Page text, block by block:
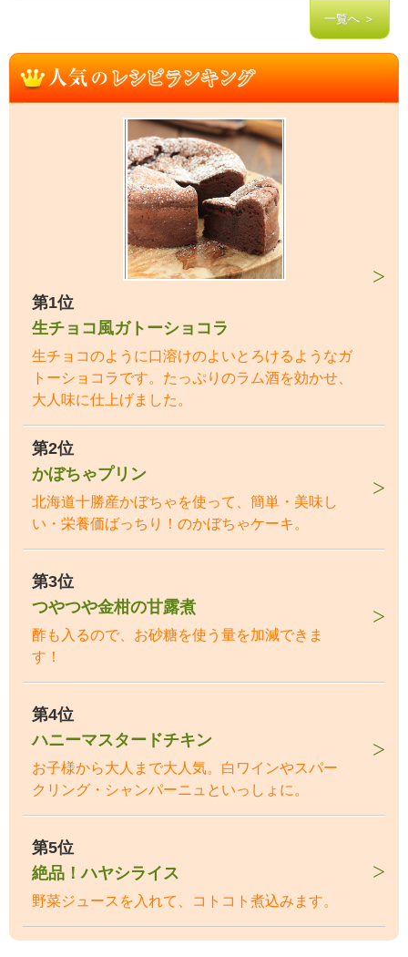
一覧へ ＞
第1位
生チョコ風ガトーショコラ
生チョコのように口溶けのよいとろけるようなガ
トーショコラです。たっぷりのラム酒を効かせ、
大人味に仕上げました。
第2位
かぼちゃプリン
北海道十勝産かぼちゃを使って、簡単・美味し
い・栄養価ばっちり！のかぼちゃケーキ。
第3位
つやつや金柑の甘露煮
酢も入るので、お砂糖を使う量を加減できま
す！
第4位
ハニーマスタードチキン
お子様から大人まで大人気。白ワインやスパー
クリング・シャンパーニュといっしょに。
第5位
絶品！ハヤシライス
野菜ジュースを入れて、コトコト煮込みます。